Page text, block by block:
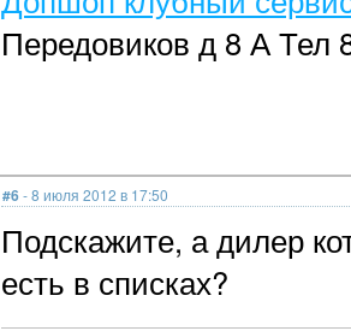
Передовиков д 8 А Тел
#6- 8 июля 2012 в 17:50
Подскажите, а дилер
есть в списках?